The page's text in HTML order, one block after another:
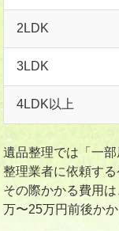
2LDK
3LDK
4LDK以上
遺品整理では「一
整理業者に依頼する
その際かかる費用
万〜25万円前後かか